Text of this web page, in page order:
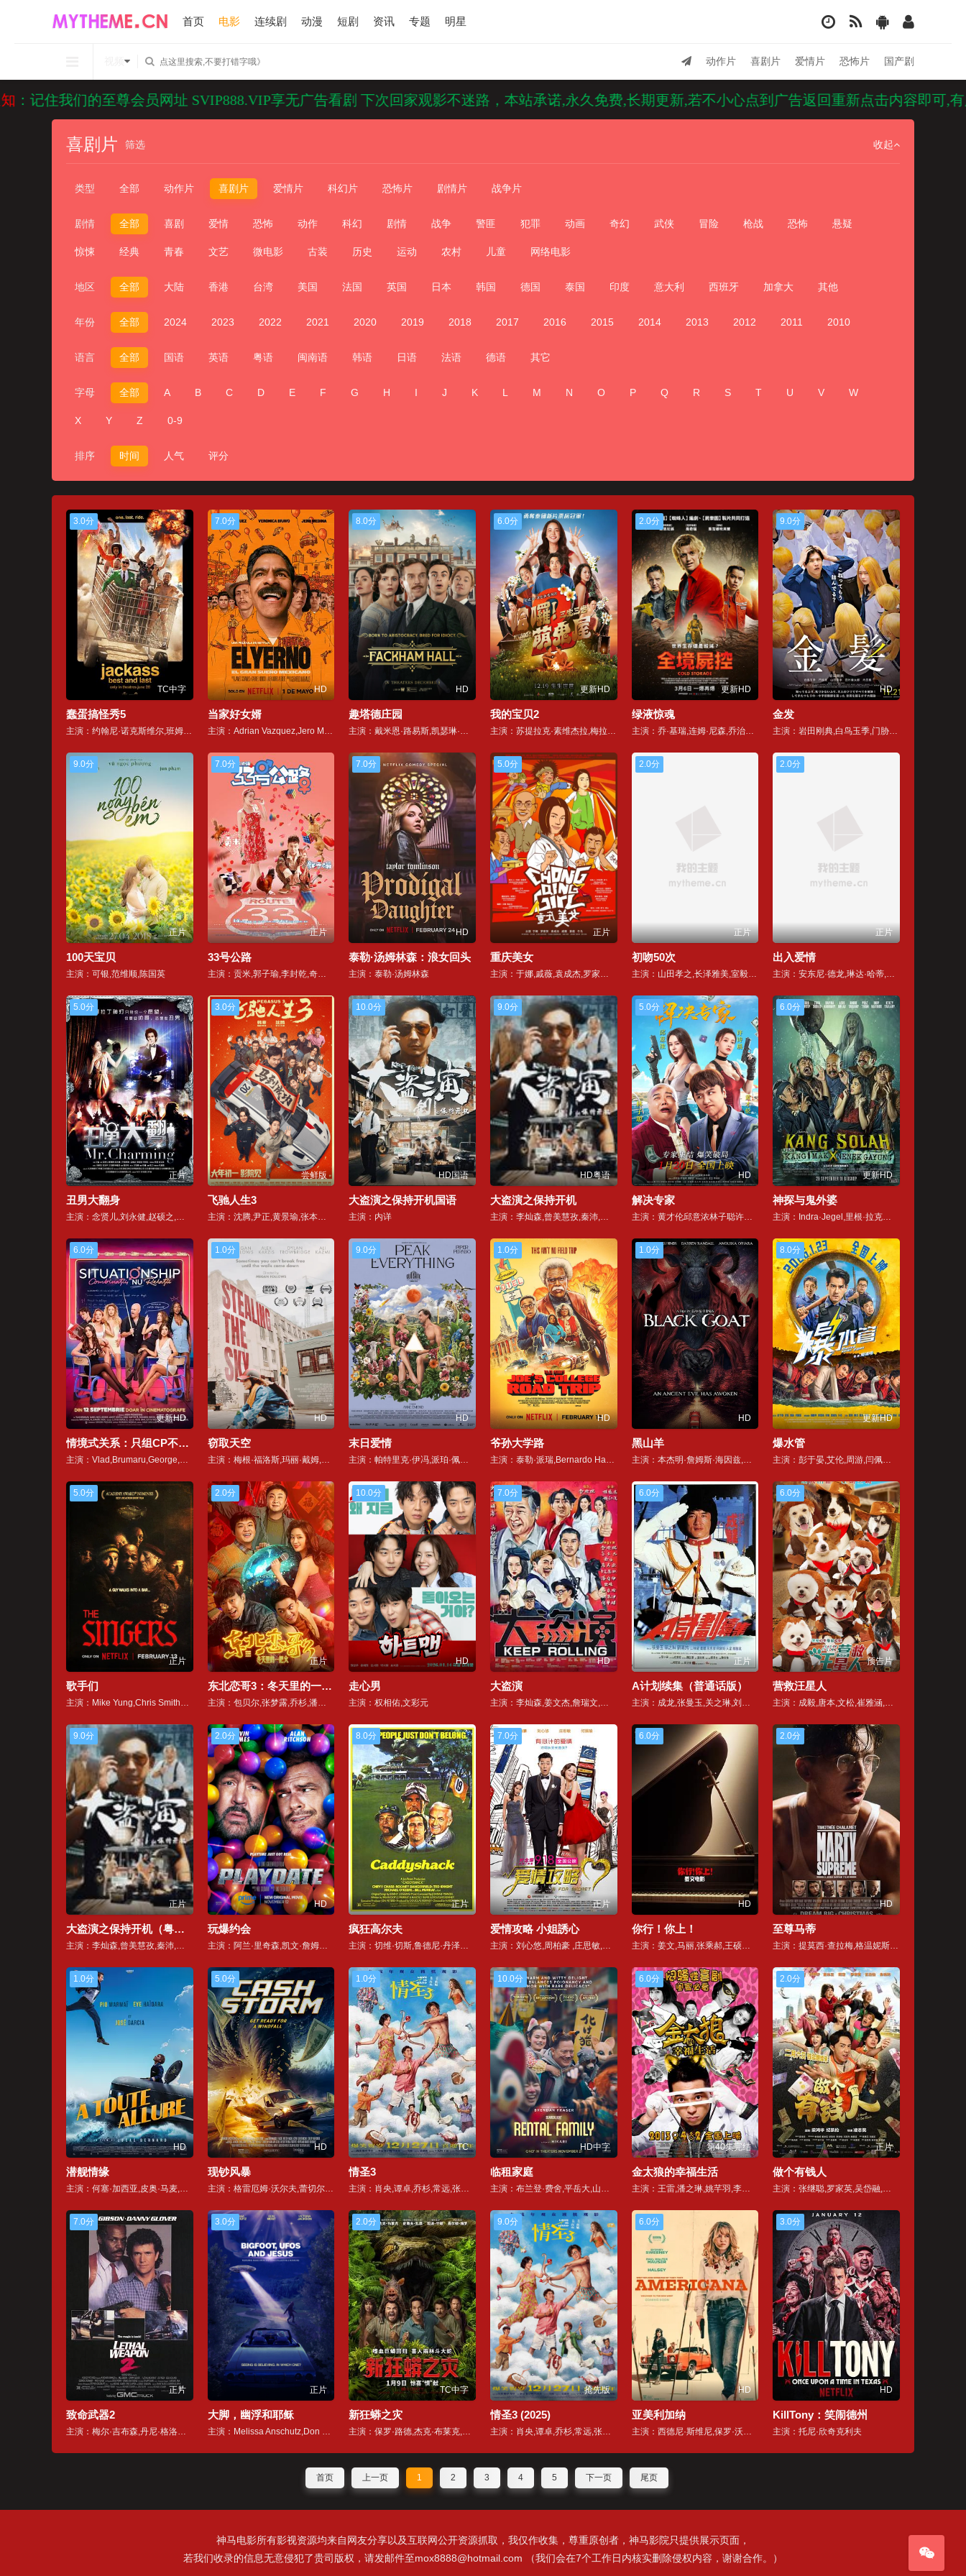
首页 电影 连续剧 动漫 短剧 资讯 专题 明星
动作片 喜剧片 爱情片 恐怖片 国产剧
至尊会员网址 SVIP888.VIP享无广告看剧 下次回家观影不迷路，本站承诺,永久免费,长期更新,若不小心点到广告返回重新点击内容即可,有广告的赞
收起
喜剧片 筛选
类型 全部 动作片 喜剧片 爱情片 科幻片 恐怖片 剧情片 战争片
剧情 全部 喜剧 爱情 恐怖 动作 科幻 剧情 战争 警匪 犯罪 动画 奇幻 武侠 冒险 枪战 恐怖 悬疑
惊悚 经典 青春 文艺 微电影 古装 历史 运动 农村 儿童 网络电影
地区 全部 大陆 香港 台湾 美国 法国 英国 日本 韩国 德国 泰国 印度 意大利 西班牙 加拿大 其他
年份 全部 2024 2023 2022 2021 2020 2019 2018 2017 2016 2015 2014 2013 2012 2011 2010
语言 全部 国语 英语 粤语 闽南语 韩语 日语 法语 德语 其它
字母 全部 A B C D E F G H I J K L M N O P Q R S T U V W
X Y Z 0-9
排序 时间 人气 评分
3.0分
TC中字
蠢蛋搞怪秀5
主演：约翰尼·诺克斯维尔,班姆·玛吉瑞,戴夫·英格兰,普雷斯顿·莱西,瑞恩·邓恩,兰斯·邦斯,杰森·阿库纳,Dimitry·Elyashkevich,托瑞·贝莱西,Sean·Cliver,Zach·Holmes,Eric·Manaka,Loomis·Fall,Greg·Iguchi,Rick·Kosick
7.0分
HD
当家好女婿
主演：Adrian Vazquez,Jero Medina,Verónica Bravo
8.0分
HD
趣塔德庄园
主演：戴米恩·路易斯,凯瑟琳·沃特斯顿,托马辛·麦肯齐,本·拉德克利夫,汤姆·费尔顿,艾玛·莱尔德,李·布罗德曼,汤姆·古德曼-希尔,吉米·卡尔,莉莉·奈特,亚当·伍德沃德,查理·罗尔斯,卢卡斯·凯利,内森·霍尔,亚历山大·巴特勒,莉兹·霍普利,艾琳·奥斯汀,玛格达莱娜·斯维兰德,杰玛·瓦德尔,劳瑞·奥格登
6.0分
更新HD
我的宝贝2
主演：苏提拉克·素维杰拉,梅拉达·素斯丽,达尔姆泰·普兰西普
2.0分
更新HD
绿液惊魂
主演：乔·基瑞,连姆·尼森,乔治娜·坎贝尔,索茜·贝肯,瓦妮莎·雷德格雷夫,莱丝利·曼维尔,亚伦·赫弗南,埃洛拉·托尔基亚,罗伯·柯林斯,贾斯汀·塞林格,加文·斯波克斯,安德鲁·布鲁克,达雷尔·席尔瓦,露伊萨·里希特,纳赫尔·策盖,丹尼尔·里格比,克莱尔·霍尔曼,瓦伦蒂娜·波普科娃,纳纳·詹姆斯
9.0分
HD
金发
主演：岩田刚典,白鸟玉季,门胁麦,山田真步,田村健太郎,内田慈
9.0分
正片
100天宝贝
主演：可银,范维顺,陈国英
7.0分
正片
33号公路
主演：贡米,郭子瑜,李封乾,奇凌,朱永棠
7.0分
HD
泰勒·汤姆林森：浪女回头
主演：泰勒·汤姆林森
5.0分
正片
重庆美女
主演：于娜,戚薇,袁成杰,罗家英,午马
2.0分
正片
初吻50次
主演：山田孝之,长泽雅美,室毅,胜矢,仲野太贺,山崎纮菜,大和田伸也,佐藤二朗,生越千晴,小宫有纱,青山美琦,樱井由纪,想乃
2.0分
正片
出入爱情
主演：安东尼·德龙,琳达·哈蒂,Denis Maréchal,Rebecca Hampton,诺米·科赫尔,吉尔斯.勒梅尔,巴塞洛缪·博特里斯,Joy Esther,格拉丝·德卡皮塔尼,让-克里斯托夫·布维,法郎考斯艾瑞克金德伦,Ana?s Tellenne,Audrey Chauveau,Olivier Pagès,Alexia Degrémont
5.0分
正片
丑男大翻身
主演：念贤儿,刘永健,赵硕之,陈玺安,李亚红,禹童,林楷,顾佑明,胡嘉爱,万力,李沁谣,常宽,安又琪
3.0分
尝鲜版
飞驰人生3
主演：沈腾,尹正,黄景瑜,张本煜,魏翔,沙溢,范丞丞,孙艺洲,段奕宏,张新成,胡先煦,李治廷,白宇帆,周政杰,高华阳,贾冰,王安宇,陈永胜,冯绍峰,郝瀚
10.0分
HD国语
大盗演之保持开机国语
主演：内详
9.0分
HD粤语
大盗演之保持开机
主演：李灿森,曾美慧孜,秦沛,姜文杰,詹瑞文
5.0分
HD
解决专家
主演：黄才伦邱意浓林子聪许诗晨王瀚邦王人可文东俊岳冬峰刘奕心阿蒂娅刘海涵解斯童
6.0分
更新HD
神探与鬼外婆
主演：Indra·Jegel,里根·拉克尔纳,Asri·Welas
6.0分
更新HD
情境式关系：只组CP不恋爱
主演：Vlad,Brumaru,George,Albert,Costea,Matei,Dima,Alexandru,Feraru,Anastasia,Florea,斯蒂芬·扬库,伊琳娜·诺阿特斯,丹尼尔·努塔,Francesca,Radulescu,Denis,Roabes,Mihaela,Velicu
1.0分
HD
窃取天空
主演：梅根·福洛斯,玛丽·戴姆,亚历克斯·卡尔齐斯
9.0分
HD
末日爱情
主演：帕特里克·伊冯,派珀·佩拉博,吉勒·雷诺,Elizabeth Mageren,埃里克·K·布利安,康纳·杰斯普,戈德·兰德
1.0分
HD
爷孙大学路
主演：泰勒·派瑞,Bernardo Harris,Shekeb Sekander,Xica Brewer,本·斯威利,Patricia Williams
1.0分
HD
黑山羊
主演：本杰明·詹姆斯·海因兹,达伦·兰德尔,贝基·博恩斯
8.0分
更新HD
爆水管
主演：彭于晏,艾伦,周游,闫佩伦,杨皓宇,蒋雪鸣,付航,潘斌龙,卜钰,张琪,黄炎,徐东,杨朕,杨晨汐,周彦辰,刘亦淳,普雷姆·亚达夫,景瓷,艾然
5.0分
正片
歌手们
主演：Mike Yung,Chris Smither,Will Harrington,Judah Kelly,Matt Corcoran
2.0分
正片
东北恋哥3：冬天里的一把火
主演：包贝尔,张梦露,乔杉,潘斌龙,韩彦博,韩云云,张呈
10.0分
HD
走心男
主演：权相佑,文彩元
7.0分
HD
大盗演
主演：李灿森,姜文杰,詹瑞文,秦沛,曾美慧孜,乐瞳,胡慧冲,何华超,杨梓菁,唐贝诗,邝家瑜,潘伯仲,邱芷微,余晓彤,汤加文,田启文,吴云甫,林慧倩,郑咏谦
6.0分
正片
A计划续集（普通话版）
主演：成龙,张曼玉,关之琳,刘嘉玲,林威,董骠,关海山,吕良伟,何家劲,钟镇涛,许冠英,陈友,卢惠光,陈惠敏,吕方,简慧真,林德禄,火星,李健生,林国斌,黄新,黄曼凝,朱铁和,刘兆铭,韩义生,博日达尔·斯米利亚尼奇,太保,王龙威
6.0分
预告片
营救汪星人
主演：成毅,唐本,文松,崔雅涵,林雪,欧弟,刘洋,周延,王龙正,天赐,詹瑞文,郑则仕,蓝博,梁超,李天佑,赵珈萱,吴云飞,赵美彤,雪村,李奎,董立范,张美娥,周嘉诚
9.0分
正片
大盗演之保持开机（粤语）
主演：李灿森,曾美慧孜,秦沛,姜文杰,詹瑞文
2.0分
HD
玩爆约会
主演：阿兰·里奇森,凯文·詹姆斯,本杰明·帕杰克,艾伦·图代克,萨拉·乔克,斯蒂芬·鲁特,班克斯·皮尔斯,艾拉·菲舍尔,金川弘敦,劳伦·阿塔迪亚,萨拉·瑟尔,萨布丽娜·道雷·艾尔巴,玛西尔·塔维拉斯,麦尔斯·费舍,库尔特·隆,凯琳·哈珀,卢克·格林菲德,皮特·纽,基弗·奧莱利,本杰明·戈阿斯
8.0分
正片
疯狂高尔夫
主演：切维·切斯,鲁德尼·丹泽菲尔德,泰德·奈特,迈克尔·奥吉弗,比尔·默瑞,Scott,Colomby,辛迪·摩根,亨利·威尔克松,Elaine,Aiken,艾伯特萨尔米,Ann,Ryerson,布赖恩·道尔,汉密尔顿·米切尔,Peter,Berkrot,Lois,Kibbee,布莱恩·麦克康纳契,Scott,Powell,Cordis,Heard,托马斯·A·卡林,Kenneth,Burritt,Rebecca,Burritt,Barbara,Keegan,Mel,Pape,拉德·波尔,道格拉斯·肯尼,Jo
7.0分
正片
爱情攻略 小姐誘心
主演：刘心悠,周柏豪 ,庄思敏,姜皓文,何珮瑜
6.0分
HD
你行！你上！
主演：姜文,马丽,张乘郝,王硕珑,陆一,于和伟,余皑磊,何赛飞,辛芷蕾,雷佳音,葛优,王传君,胡歌,甄子丹,丁志诚,李屏宾,李子为,曹操,吉娜·爱丽丝
2.0分
HD
至尊马蒂
主演：提莫西·查拉梅,格温妮斯·帕特洛,敖德萨·阿德隆,凯文·奥利里,泰勒·奥康马,桑德拉·伯恩哈德,阿贝尔·费拉拉,乔什·伯恩,亚历山大·布里尼策,丹尼斯奎里根,泰勒·戴蒙德,盖佐·罗赫里格,法兰·德瑞雪,弗朗西斯·杜莫里耶,凯文·埃克尔斯顿,约里斯·斯图克,克里斯蒂安·伊格弗丹斯,布莱克·吉奥维蒂,斯宾塞·格兰斯,托雷·希尔
1.0分
HD
潜舰情缘
主演：何塞·加西亚,皮奥·马麦,伊尔·哈达拉
5.0分
HD
现钞风暴
主演：格雷厄姆·沃尔夫,蕾切尔·尼尔森,Rachel Aspen
1.0分
TC
情圣3
主演：肖央,谭卓,乔杉,常远,张小婉,代乐乐,艾伦,王成思,范湉湉,李思博,刘大锁,冯满,小沈阳,王迅,玛瑙
10.0分
HD中字
临租家庭
主演：布兰登·费舍,平岳大,山本真理,香农·戈尔曼,柄本明,尼希,古川雁,金隆夫,小松裕司,长田凉子,保罗·安德里亚·迪·皮耶特罗,木村文哉,龟田梨纱,加奈·凯蒂,尾关伸嗣,筱崎志乃,楚南勇真
6.0分
第40集完结
金太狼的幸福生活
主演：王雷,潘之琳,姚芊羽,李小萌
2.0分
正片
做个有钱人
主演：张继聪,罗家英,吴岱融,朱咪咪,吴肇轩,黎艳琼
7.0分
正片
致命武器2
主演：梅尔·吉布森,丹尼·格洛弗,乔·佩西,乔斯·雅克兰德,德里克·奥康纳,帕齐·肯西特,达琳·洛夫,特蕾西·沃尔夫,Steve,Kahan,马克·罗斯顿,詹妮特·戈德斯坦恩,迪恩·诺里斯,Juney,Smith,内斯特·塞拉诺,Philip,Suriano
3.0分
正片
大脚，幽浮和耶稣
主演：Melissa Anschutz,Don Most,Victoria Jackson
2.0分
TC中字
新狂蟒之灾
主演：保罗·路德,杰克·布莱克,史蒂夫·扎恩,坦迪·牛顿,艾斯·库珀,丹妮拉·曼希沃,艾农·斯凯,本·劳森,赛尔顿·梅罗,Renee,Herbert,娅丝明·卡西姆,Aimee,Bah,塞巴斯蒂安·瑟罗,Jack,Waters,Diego,Arnary,Cal,Rein,Matt,Aristizabal,胡依·西卡多·吉亚斯,Romeo,Ellard,Reagan,George
9.0分
抢先版
情圣3 (2025)
主演：肖央,谭卓,乔杉,常远,张小婉,代乐乐,艾伦,王成思,范湉湉,李思博,刘大锁,冯满,小沈阳,王迅,玛瑙
6.0分
HD
亚美利加纳
主演：西德尼·斯维尼,保罗·沃尔特·豪泽,扎恩·迈克拉农,埃里克·迪恩,哈里特·桑塞姆·哈里斯,西蒙·雷克斯,托比·哈斯,Derek Hinkey,海尔希,乔·阿德勒,唐纳德·赛罗尼,布南侬·克罗斯,加斯珀·基恩,托尼·托斯特,亚历克斯·奈特,Christopher Kriesa,Nancy L. Gray,布雷迪·博克斯,Megan Hensley,Austin Boyce
3.0分
HD
KillTony：笑闹德州
主演：托尼·欣奇克利夫
首页 上一页 1 2 3 4 5 下一页 尾页
神马电影所有影视资源均来自网友分享以及互联网公开资源抓取，我仅作收集，尊重原创者，神马影院只提供展示页面，
若我们收录的信息无意侵犯了贵司版权，请发邮件至mox8888@hotmail.com （我们会在7个工作日内核实删除侵权内容，谢谢合作。）